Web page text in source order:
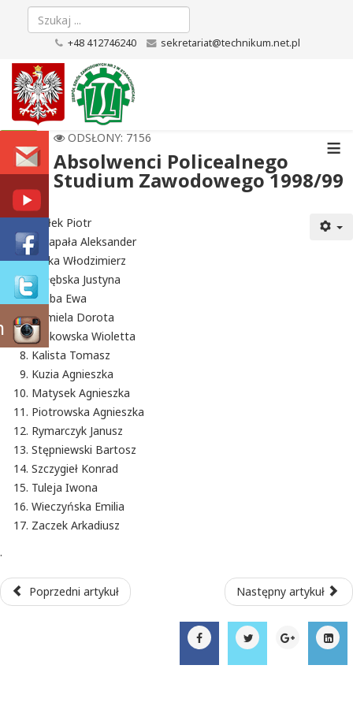
+48 412746240 sekretariat@technikum.net.pl
≡
ODSŁONY: 7156
Absolwenci Policealnego
Studium Zawodowego 1998/99
Białek Piotr
Chrapała Aleksander
Ferka Włodzimierz
Gołębska Justyna
Graba Ewa
Gumiela Dorota
Janikowska Wioletta
Kalista Tomasz
Kuzia Agnieszka
Matysek Agnieszka
Piotrowska Agnieszka
Rymarczyk Janusz
Stępniewski Bartosz
Szczygieł Konrad
Tuleja Iwona
Wieczyńska Emilia
Zaczek Arkadiusz
.
Poprzedni artykuł Następny artykuł